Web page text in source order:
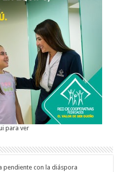
para ver
pendiente con la diáspora